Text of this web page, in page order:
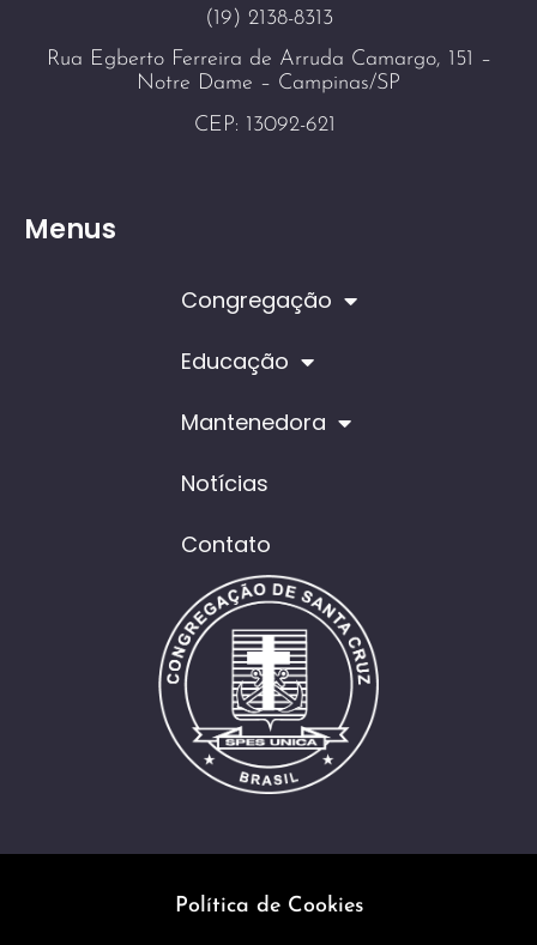
(19) 2138-8313
Rua Egberto Ferreira de Arruda Camargo, 151 –
Notre Dame – Campinas/SP
CEP: 13092-621
Menus
Congregação
Educação
Mantenedora
Notícias
Contato
Política de Cookies